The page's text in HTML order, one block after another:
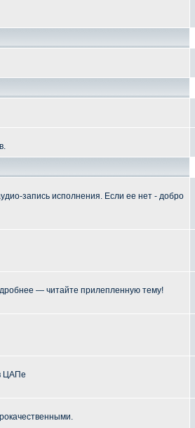
запись исполнения. Если ее нет - добро
— читайте прилепленную тему!
ЦАПе